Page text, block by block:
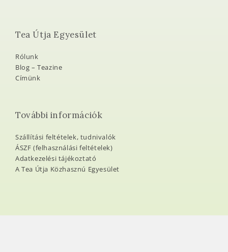
Tea Útja Egyesület
Rólunk
Blog – Teazine
Címünk
További információk
Szállítási feltételek, tudnivalók
ÁSZF (felhasználási feltételek)
Adatkezelési tájékoztató
A Tea Útja Közhasznú Egyesület